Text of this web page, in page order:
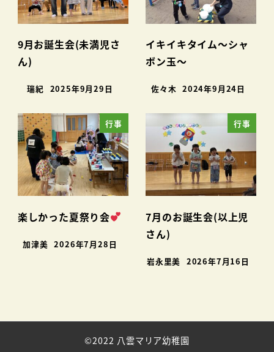
9月お誕生会(未満児さ
ん)
瑞紀 2025年9月29日
イキイキタイム～シャ
ボン玉～
佐々木 2024年9月24日
行事
楽しかった夏祭り会
加津美 2026年7月28日
行事
7月のお誕生会(以上児
さん)
岩永里美 2026年7月16日
©2022 八雲マリア幼稚園